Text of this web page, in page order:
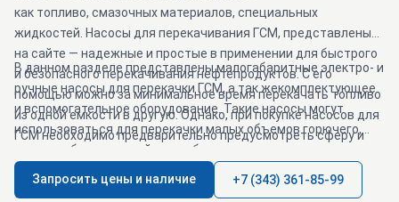
как топливо, смазочных материалов, специальных
жидкостей. Насосы для перекачивания ГСМ, представленые
на сайте — надежные и простые в применении для быстрого
и безопасного перекачивания нефтепродуктов. С его
помощью можно за минимальное время перекачать топливо
из одной емкости в другую. Однако, при покупке насосов для
ГСМ необходимо предварительно предусмотреть сферу и
технические характеристики подходящего агрегата: его
мощность, свойства перекачиваемой жидкости и т.д.
В данном разделе представлены малогабаритные электро- и
ручные насосы для перекачки ГСМ, а так жекомплектующее
и вспомогательное оборудование. Такие насосы могут
использоваться для перекачки малых объемов горючего,
масла из бочек, контейнеров, баков машин.
Запросить цены и наличие +7 (343) 361-85-99